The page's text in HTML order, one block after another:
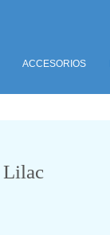
ACCESORIOS
Lilac